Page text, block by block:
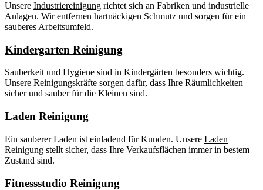
Unsere Industriereinigung richtet sich an Fabriken und industrielle
Anlagen. Wir entfernen hartnäckigen Schmutz und sorgen für ein
sauberes Arbeitsumfeld.
Kindergarten Reinigung
Sauberkeit und Hygiene sind in Kindergärten besonders wichtig.
Unsere Reinigungskräfte sorgen dafür, dass Ihre Räumlichkeiten
sicher und sauber für die Kleinen sind.
Laden Reinigung
Ein sauberer Laden ist einladend für Kunden. Unsere Laden
Reinigung stellt sicher, dass Ihre Verkaufsflächen immer in bestem
Zustand sind.
Fitnessstudio Reinigung